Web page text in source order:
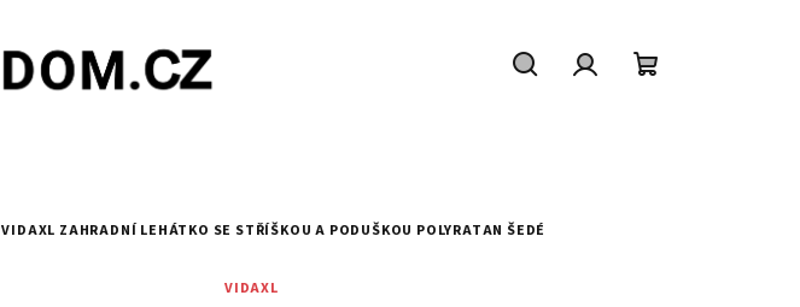
VIDAXL ZAHRADNÍ LEHÁTKO SE STŘÍŠKOU A PODUŠKOU POLYRATAN ŠEDÉ
VIDAXL